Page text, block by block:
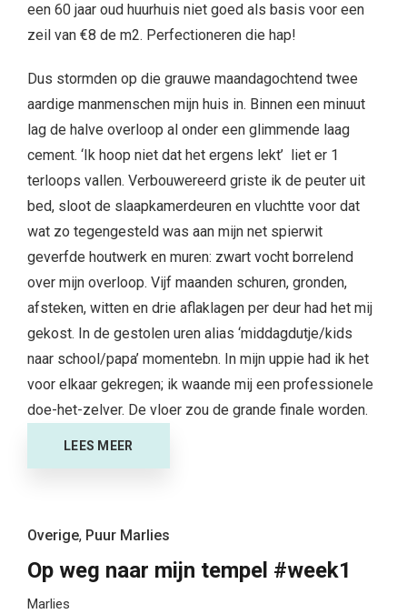
een 60 jaar oud huurhuis niet goed als basis voor een
zeil van €8 de m2. Perfectioneren die hap!
Dus stormden op die grauwe maandagochtend twee
aardige manmenschen mijn huis in. Binnen een minuut
lag de halve overloop al onder een glimmende laag
cement. ‘Ik hoop niet dat het ergens lekt’ liet er 1
terloops vallen. Verbouwereerd griste ik de peuter uit
bed, sloot de slaapkamerdeuren en vluchtte voor dat
wat zo tegengesteld was aan mijn net spierwit
geverfde houtwerk en muren: zwart vocht borrelend
over mijn overloop. Vijf maanden schuren, gronden,
afsteken, witten en drie aflaklagen per deur had het mij
gekost. In de gestolen uren alias ‘middagdutje/kids
naar school/papa’ momentebn. In mijn uppie had ik het
voor elkaar gekregen; ik waande mij een professionele
doe-het-zelver. De vloer zou de grande finale worden.
LEES MEER
Overige, Puur Marlies
Op weg naar mijn tempel #week1
Marlies